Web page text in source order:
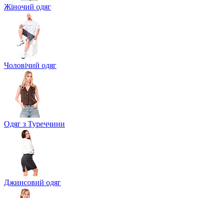
Жіночий одяг
Чоловічий одяг
Одяг з Туреччини
Джинсовий одяг